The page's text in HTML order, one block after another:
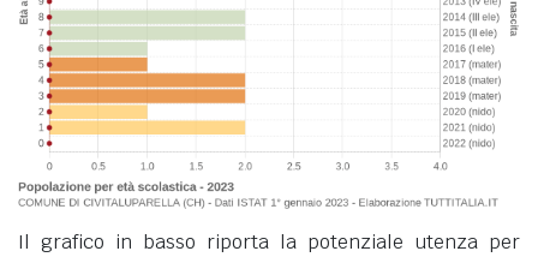
Il grafico in basso riporta la potenziale utenza per